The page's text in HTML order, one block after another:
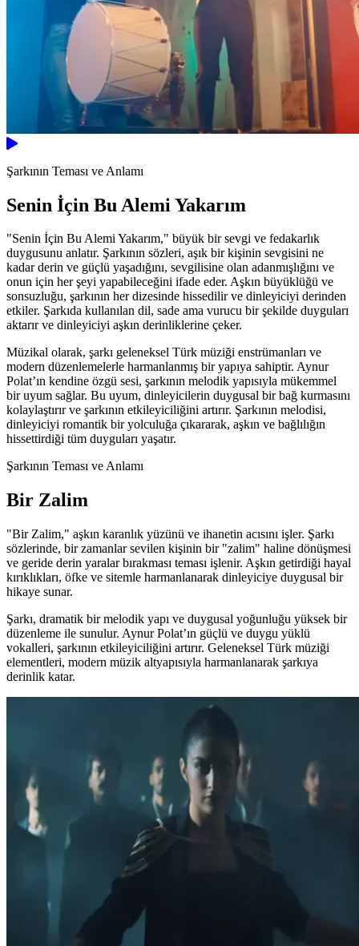
Şarkının Teması ve Anlamı
Senin İçin Bu Alemi Yakarım
"Senin İçin Bu Alemi Yakarım," büyük bir sevgi ve fedakarlık
duygusunu anlatır. Şarkının sözleri, aşık bir kişinin sevgisini ne
kadar derin ve güçlü yaşadığını, sevgilisine olan adanmışlığını ve
onun için her şeyi yapabileceğini ifade eder. Aşkın büyüklüğü ve
sonsuzluğu, şarkının her dizesinde hissedilir ve dinleyiciyi derinden
etkiler. Şarkıda kullanılan dil, sade ama vurucu bir şekilde duyguları
aktarır ve dinleyiciyi aşkın derinliklerine çeker.
Müzikal olarak, şarkı geleneksel Türk müziği enstrümanları ve
modern düzenlemelerle harmanlanmış bir yapıya sahiptir. Aynur
Polat’ın kendine özgü sesi, şarkının melodik yapısıyla mükemmel
bir uyum sağlar. Bu uyum, dinleyicilerin duygusal bir bağ kurmasını
kolaylaştırır ve şarkının etkileyiciliğini artırır. Şarkının melodisi,
dinleyiciyi romantik bir yolculuğa çıkararak, aşkın ve bağlılığın
hissettirdiği tüm duyguları yaşatır.
Şarkının Teması ve Anlamı
Bir Zalim
"Bir Zalim," aşkın karanlık yüzünü ve ihanetin acısını işler. Şarkı
sözlerinde, bir zamanlar sevilen kişinin bir "zalim" haline dönüşmesi
ve geride derin yaralar bırakması teması işlenir. Aşkın getirdiği hayal
kırıklıkları, öfke ve sitemle harmanlanarak dinleyiciye duygusal bir
hikaye sunar.
Şarkı, dramatik bir melodik yapı ve duygusal yoğunluğu yüksek bir
düzenleme ile sunulur. Aynur Polat’ın güçlü ve duygu yüklü
vokalleri, şarkının etkileyiciliğini artırır. Geleneksel Türk müziği
elementleri, modern müzik altyapısıyla harmanlanarak şarkıya
derinlik katar.